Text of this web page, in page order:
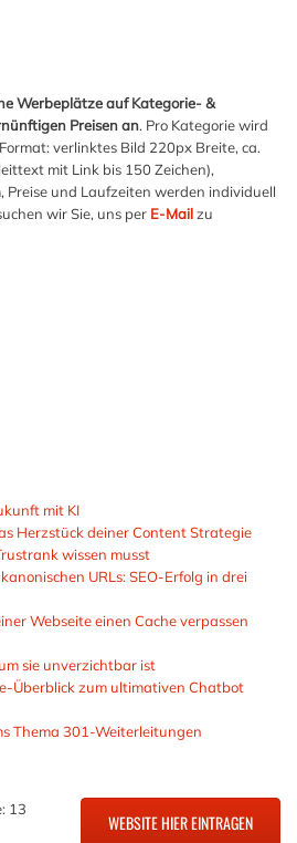
Werbeplätze auf Kategorie- &
Preisen an. Pro Kategorie wird
verlinktes Bild 220px Breite, ca.
mit Link bis 150 Zeichen),
Preise und Laufzeiten werden individuell
wir Sie, uns per E-Mailzu
mit KI
Herzstück deiner Content Strategie
wissen musst
URLs: SEO-Erfolg in drei
Webseite einen Cache verpassen
sie unverzichtbar ist
Überblick zum ultimativen Chatbot
Thema 301-Weiterleitungen
13